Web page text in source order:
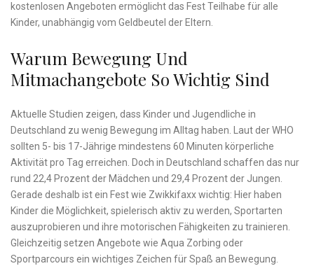
kostenlosen Angeboten ermöglicht das Fest Teilhabe für alle
Kinder, unabhängig vom Geldbeutel der Eltern.
Warum Bewegung Und
Mitmachangebote So Wichtig Sind
Aktuelle Studien zeigen, dass Kinder und Jugendliche in
Deutschland zu wenig Bewegung im Alltag haben. Laut der WHO
sollten 5- bis 17-Jährige mindestens 60 Minuten körperliche
Aktivität pro Tag erreichen. Doch in Deutschland schaffen das nur
rund 22,4 Prozent der Mädchen und 29,4 Prozent der Jungen.
Gerade deshalb ist ein Fest wie Zwikkifaxx wichtig: Hier haben
Kinder die Möglichkeit, spielerisch aktiv zu werden, Sportarten
auszuprobieren und ihre motorischen Fähigkeiten zu trainieren.
Gleichzeitig setzen Angebote wie Aqua Zorbing oder
Sportparcours ein wichtiges Zeichen für Spaß an Bewegung.